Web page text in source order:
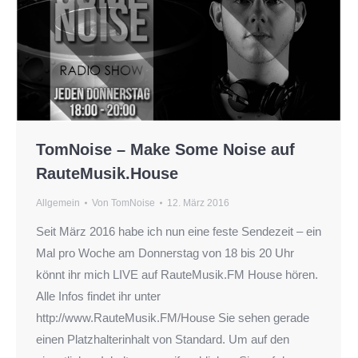
TomNoise – Make Some Noise auf
RauteMusik.House
Allgemein Von TomNoise 12. März 2016
Seit März 2016 habe ich nun eine feste Sendezeit – ein
Mal pro Woche am Donnerstag von 18 bis 20 Uhr
könnt ihr mich LIVE auf RauteMusik.FM House hören.
Alle Infos findet ihr unter
http://www.RauteMusik.FM/House Sie sehen gerade
einen Platzhalterinhalt von Standard. Um auf den